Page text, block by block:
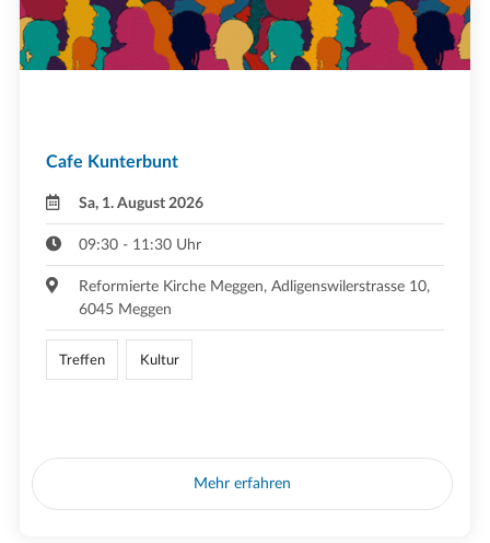
Cafe Kunterbunt
Sa, 1. August 2026
09:30 - 11:30 Uhr
Reformierte Kirche Meggen, Adligenswilerstrasse 10,
6045 Meggen
Treffen Kultur
Mehr erfahren